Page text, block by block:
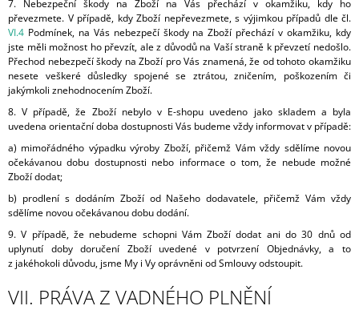
7. Nebezpeční škody na Zboží na Vás přechází v okamžiku, kdy ho
převezmete. V případě, kdy Zboží nepřevezmete, s výjimkou případů dle čl.
VI.4 Podmínek, na Vás nebezpečí škody na Zboží přechází v okamžiku, kdy
jste měli možnost ho převzít, ale z důvodů na Vaší straně k převzetí nedošlo.
Přechod nebezpečí škody na Zboží pro Vás znamená, že od tohoto okamžiku
nesete veškeré důsledky spojené se ztrátou, zničením, poškozením či
jakýmkoli znehodnocením Zboží.
8. V případě, že Zboží nebylo v E-shopu uvedeno jako skladem a byla
uvedena orientační doba dostupnosti Vás budeme vždy informovat v případě:
a) mimořádného výpadku výroby Zboží, přičemž Vám vždy sdělíme novou
očekávanou dobu dostupnosti nebo informace o tom, že nebude možné
Zboží dodat;
b) prodlení s dodáním Zboží od Našeho dodavatele, přičemž Vám vždy
sdělíme novou očekávanou dobu dodání.
9.V případě, že nebudeme schopni Vám Zboží dodat ani do 30 dnů od
uplynutí doby doručení Zboží uvedené v potvrzení Objednávky, a to
z jakéhokoli důvodu, jsme My i Vy oprávněni od Smlouvy odstoupit.
VII. PRÁVA Z VADNÉHO PLNĚNÍ